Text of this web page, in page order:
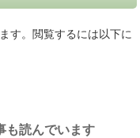
す。閲覧するには以下に
も読んでいます